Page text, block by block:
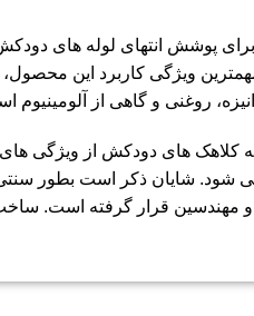
پوشش انتهای لوله های دودکش
ویژگی کاربرد این
روغنی و گاهی از
کلاهک های دودکش از ویژگی
و مهندسین قرار گرفته است.